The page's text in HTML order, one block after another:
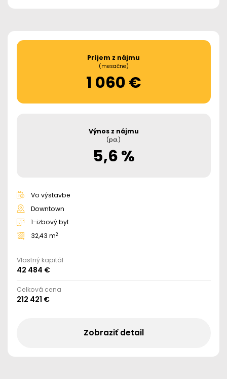
Príjem z nájmu
(mesačne)
1 060 €
Výnos z nájmu
(p.a.)
5,6 %
Vo výstavbe
Downtown
1-izbový byt
32,43 m2
Vlastný kapitál
42 484 €
Celková cena
212 421 €
Zobraziť detail